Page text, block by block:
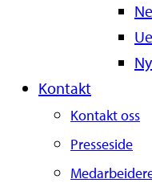
Kontakt
Kontakt oss
Presseside